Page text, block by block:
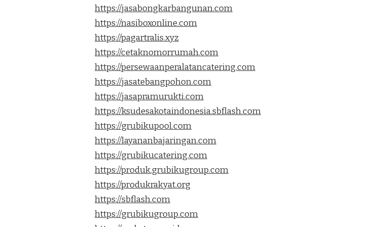
https://jasabongkarbangunan.com
https://nasiboxonline.com
https://pagartralis.xyz
https://cetaknomorrumah.com
https://persewaanperalatancatering.com
https://jasatebangpohon.com
https://jasapramurukti.com
https://ksudesakotaindonesia.sbflash.com
https://grubikupool.com
https://layananbajaringan.com
https://grubikucatering.com
https://produk.grubikugroup.com
https://produkrakyat.org
https://sbflash.com
https://grubikugroup.com